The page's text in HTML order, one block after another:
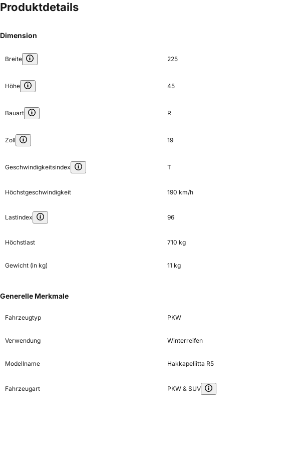
Produktdetails
Dimension
Breite 225
Höhe 45
Bauart R
Zoll 19
Geschwindigkeitsindex T
Höchstgeschwindigkeit 190 km/h
Lastindex 96
Höchstlast 710 kg
Gewicht (in kg) 11 kg
Generelle Merkmale
Fahrzeugtyp PKW
Verwendung Winterreifen
Modellname Hakkapeliitta R5
Fahrzeugart PKW & SUV